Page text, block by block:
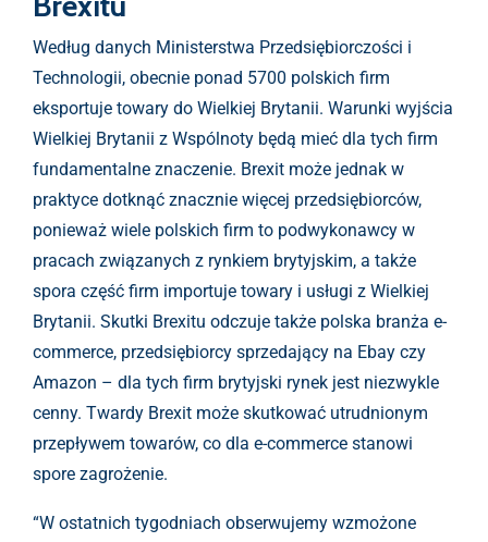
Według danych Ministerstwa Przedsiębiorczości i
Technologii, obecnie ponad 5700 polskich firm
eksportuje towary do Wielkiej Brytanii. Warunki wyjścia
Wielkiej Brytanii z Wspólnoty będą mieć dla tych firm
fundamentalne znaczenie. Brexit może jednak w
praktyce dotknąć znacznie więcej przedsiębiorców,
ponieważ wiele polskich firm to podwykonawcy w
pracach związanych z rynkiem brytyjskim, a także
spora część firm importuje towary i usługi z Wielkiej
Brytanii. Skutki Brexitu odczuje także polska branża e-
commerce, przedsiębiorcy sprzedający na Ebay czy
Amazon – dla tych firm brytyjski rynek jest niezwykle
cenny. Twardy Brexit może skutkować utrudnionym
przepływem towarów, co dla e-commerce stanowi
spore zagrożenie.
“W ostatnich tygodniach obserwujemy wzmożone